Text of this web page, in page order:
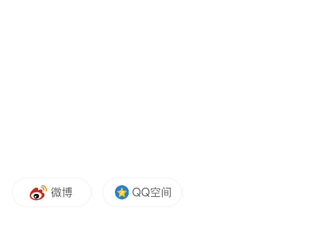
活蹦乱跳的鱼就翻起了肚子，变得安静。该